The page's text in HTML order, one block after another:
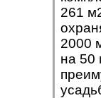
261
2000
на 50